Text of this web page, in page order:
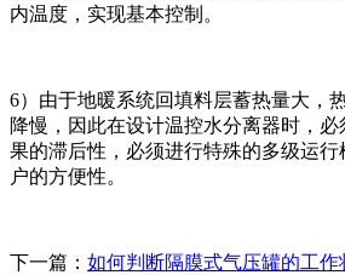
内温度，实现基本控制。
6）由于地暖系统回填料层蓄热量大，
降慢，因此在设计温控水分离器时，
果的滞后性，必须进行特殊的多级运行
户的方便性。
下一篇： 如何判断隔膜式气压罐的工作